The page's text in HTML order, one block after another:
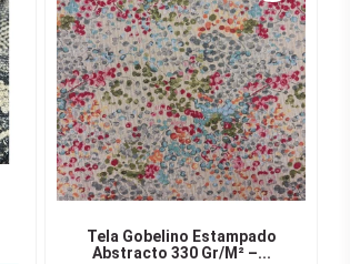
Tela Gobelino Estampado
Abstracto 330 Gr/m² –...